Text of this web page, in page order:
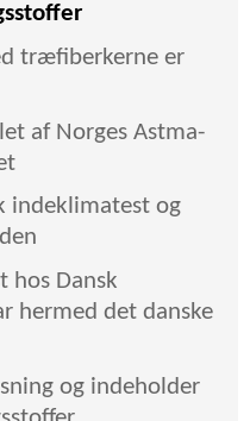
træfiberkerne er
af Norges Astma-
indeklimatest og
hos Dansk
hermed det danske
og indeholder